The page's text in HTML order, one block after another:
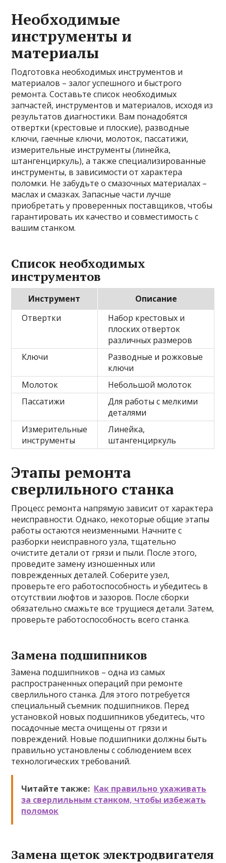
Необходимые
инструменты и
материалы
Подготовка необходимых инструментов и
материалов – залог успешного и быстрого
ремонта. Составьте список необходимых
запчастей, инструментов и материалов, исходя из
результатов диагностики. Вам понадобятся
отвертки (крестовые и плоские), разводные
ключи, гаечные ключи, молоток, пассатижи,
измерительные инструменты (линейка,
штангенциркуль), а также специализированные
инструменты, в зависимости от характера
поломки. Не забудьте о смазочных материалах –
маслах и смазках. Запасные части лучше
приобретать у проверенных поставщиков, чтобы
гарантировать их качество и совместимость с
вашим станком.
Список необходимых
инструментов
Инструмент
Описание
Отвертки
Набор крестовых и
плоских отверток
различных размеров
Ключи
Разводные и рожковые
ключи
Молоток
Небольшой молоток
Пассатижи
Для работы с мелкими
деталями
Измерительные
инструменты
Линейка,
штангенциркуль
Этапы ремонта
сверлильного станка
Процесс ремонта напрямую зависит от характера
неисправности. Однако, некоторые общие этапы
работы остаются неизменными. Начните с
разборки неисправного узла, тщательно
очистите детали от грязи и пыли. После этого,
проведите замену изношенных или
поврежденных деталей. Соберите узел,
проверьте его работоспособность и убедитесь в
отсутствии люфтов и зазоров. После сборки
обязательно смажьте все трущиеся детали. Затем,
проверьте работоспособность всего станка.
Замена подшипников
Замена подшипников – одна из самых
распространенных операций при ремонте
сверлильного станка. Для этого потребуется
специальный съемник подшипников. Перед
установкой новых подшипников убедитесь, что
посадочные места очищены от грязи и
повреждений. Новые подшипники должны быть
правильно установлены с соблюдением всех
технологических требований.
Читайте также: Как правильно ухаживать
за сверлильным станком, чтобы избежать
поломок
Замена щеток электродвигателя